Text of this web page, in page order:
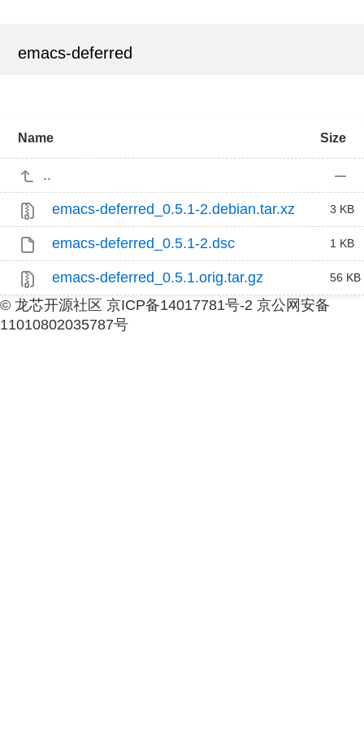
emacs-deferred
Name Size
.. —
emacs-deferred_0.5.1-2.debian.tar.xz 3 KB
emacs-deferred_0.5.1-2.dsc 1 KB
emacs-deferred_0.5.1.orig.tar.gz 56 KB
© 龙芯开源社区 京ICP备14017781号-2 京公网安备
11010802035787号